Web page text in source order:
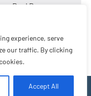
experience, serve
our traffic. By clicking
Accept All
Real Dong –
einfällt –